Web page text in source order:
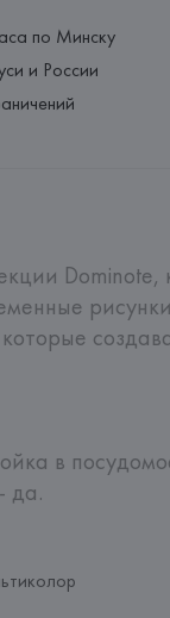
по Минску
и России
в
да.